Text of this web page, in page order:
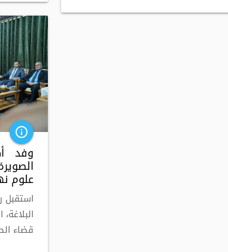
info_outline
وفد
علوم
قضاء